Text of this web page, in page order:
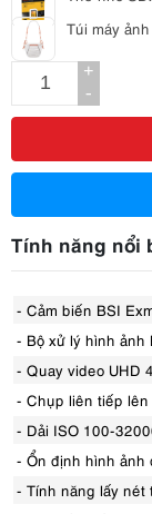
Túi máy
+
-
Tính năng nổi
- Cảm biến BSI
- Bộ xử lý hình ảnh
- Quay video UHD
- Chụp liên tiếp
- Dải ISO 100-
- Ổn định hình ảnh
- Tính năng lấy nét